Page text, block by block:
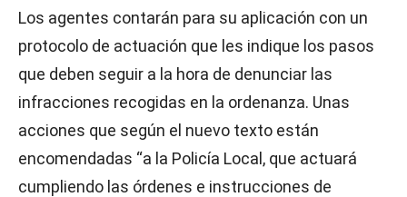
Los agentes contarán para su aplicación con un
protocolo de actuación que les indique los pasos
que deben seguir a la hora de denunciar las
infracciones recogidas en la ordenanza. Unas
acciones que según el nuevo texto están
encomendadas “a la Policía Local, que actuará
cumpliendo las órdenes e instrucciones de